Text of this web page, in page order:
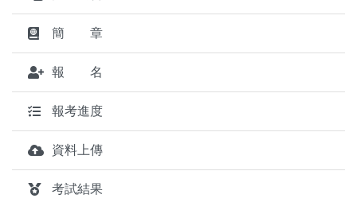
簡 章
報 名
報考進度
資料上傳
考試結果